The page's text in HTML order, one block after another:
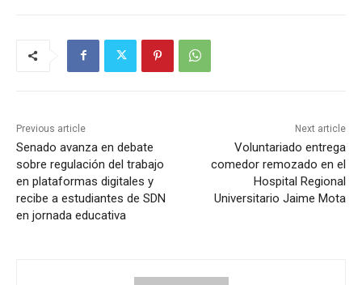
Previous article
Senado avanza en debate
sobre regulación del trabajo
en plataformas digitales y
recibe a estudiantes de SDN
en jornada educativa
Next article
Voluntariado entrega
comedor remozado en el
Hospital Regional
Universitario Jaime Mota